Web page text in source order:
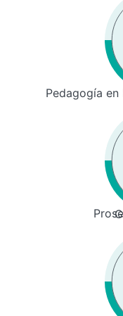
Pedagogía